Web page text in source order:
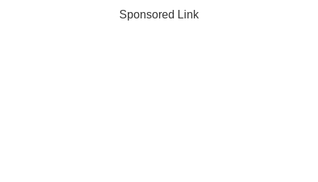
Sponsored Link